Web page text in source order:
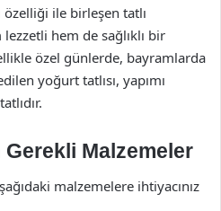
özelliği ile birleşen tatlı
hem de sağlıklı bir
özel günlerde, bayramlarda
yoğurt tatlısı, yapımı
Gerekli Malzemeler
malzemelere ihtiyacınız